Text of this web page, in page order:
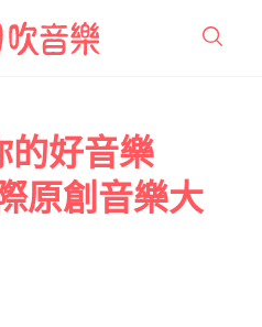
的好音樂
原創音樂大